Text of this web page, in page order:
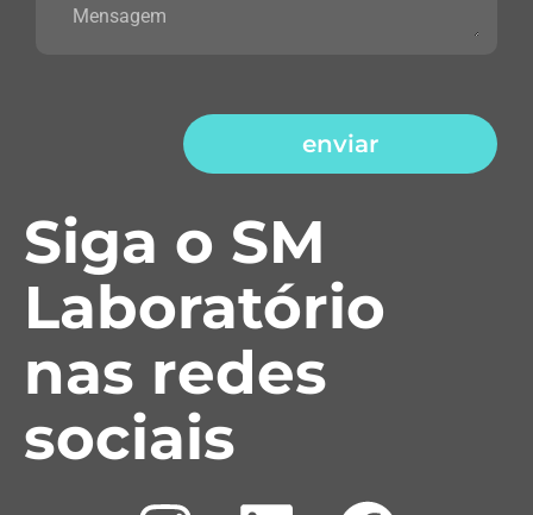
enviar
Siga o SM
Laboratório
nas redes
sociais